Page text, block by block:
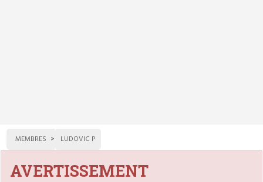
MEMBRES LUDOVIC P
AVERTISSEMENT